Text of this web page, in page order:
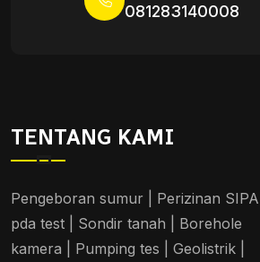
081283140008
TENTANG KAMI
Pengeboran sumur | Perizinan SIPA |
pda test | Sondir tanah | Borehole
kamera | Pumping tes | Geolistrik |